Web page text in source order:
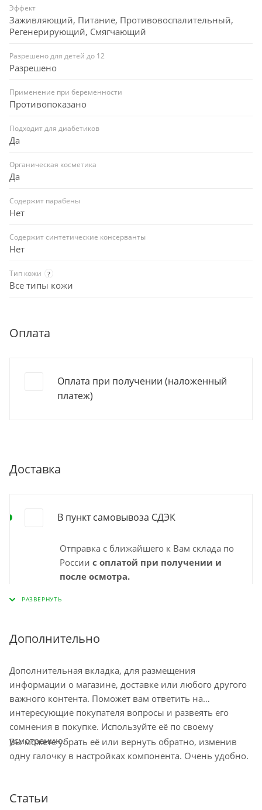
Эффект
Заживляющий, Питание, Противовоспалительный,
Регенерирующий, Смягчающий
Разрешено для детей до 12
Разрешено
Применение при беременности
Противопоказано
Подходит для диабетиков
Да
Органическая косметика
Да
Содержит парабены
Нет
Содержит синтетические консерванты
Нет
Тип кожи ?
Все типы кожи
Оплата
Оплата при получении (наложенный
платеж)
Доставка
В пункт самовывоза СДЭК
Отправка с ближайшего к Вам склада по
России с оплатой при получении и
после осмотра.
самовывоза СДЭК и забирайте заказ
"ориентировочно" на странице
наличия на ближайшем складе.
Минимальный срок доставки – 1-2
рабочих дня. Срок ожидания заказа в
пункте самовывоза до 10 дней
Остались вопросы по доставке
напишите нам?
Дополнительно
Дополнительная вкладка, для размещения
информации о магазине, доставке или любого другого
важного контента. Поможет вам ответить на
интересующие покупателя вопросы и развеять его
сомнения в покупке. Используйте её по своему
усмотрению.
Вы можете убрать её или вернуть обратно, изменив
одну галочку в настройках компонента. Очень удобно.
Статьи